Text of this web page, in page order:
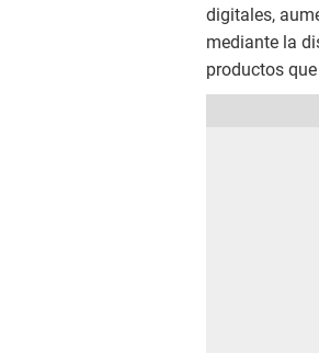
digitales,
mediante la
productos